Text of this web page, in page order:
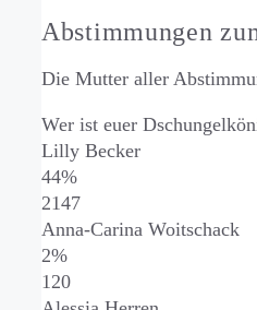
Abstimmungen
Die Mutter aller
Wer ist euer
Lilly Becker
44%
2147
Anna-Carina Woitschack
2%
120